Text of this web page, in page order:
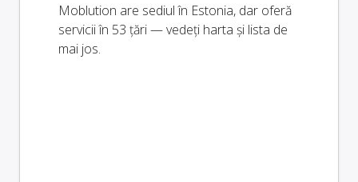
Moblution are sediul în Estonia, dar oferă
servicii în 53 țări — vedeți harta și lista de
mai jos.